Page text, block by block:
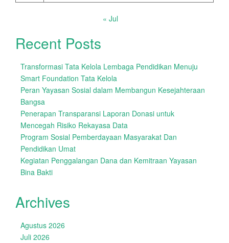
« Jul
Recent Posts
Transformasi Tata Kelola Lembaga Pendidikan Menuju
Smart Foundation Tata Kelola
Peran Yayasan Sosial dalam Membangun Kesejahteraan
Bangsa
Penerapan Transparansi Laporan Donasi untuk
Mencegah Risiko Rekayasa Data
Program Sosial Pemberdayaan Masyarakat Dan
Pendidikan Umat
Kegiatan Penggalangan Dana dan Kemitraan Yayasan
Bina Bakti
Archives
Agustus 2026
Juli 2026